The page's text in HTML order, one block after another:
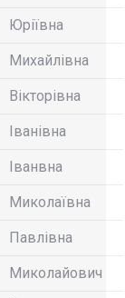
Юріївна
Михайлівна
Вікторівна
Іванівна
Іванвна
Миколаївна
Павлівна
Миколайович